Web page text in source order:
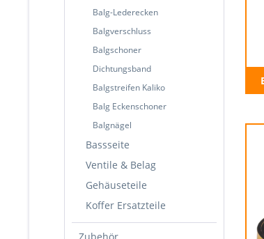
Balg-Lederecken
Balgverschluss
Balgschoner
Dichtungsband
Balgstreifen Kaliko
Balg Eckenschoner
Balgnägel
Bassseite
Ventile & Belag
Gehäuseteile
Koffer Ersatzteile